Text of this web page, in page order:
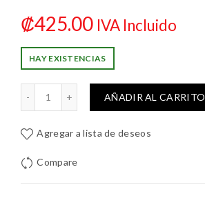
₡425.00 IVA Incluido
HAY EXISTENCIAS
doble Aguila 2132-W cantidad
AÑADIR AL CARRITO
Agregar a lista de deseos
Compare